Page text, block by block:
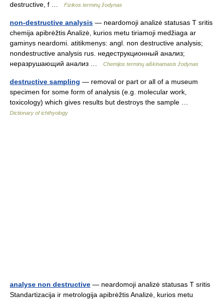
destructive, f …
Fizikos terminų žodynas
non-destructive analysis — neardomoji analizė statusas T sritis
chemija apibrėžtis Analizė, kurios metu tiriamoji medžiaga ar
gaminys neardomi. atitikmenys: angl. non destructive analysis;
nondestructive analysis rus. недеструкционный анализ;
неразрушающий анализ …
Chemijos terminų aiškinamasis žodynas
destructive sampling — removal or part or all of a museum
specimen for some form of analysis (e.g. molecular work,
toxicology) which gives results but destroys the sample …
Dictionary of ichthyology
analyse non destructive — neardomoji analizė statusas T sritis
Standartizacija ir metrologija apibrėžtis Analizė, kurios metu